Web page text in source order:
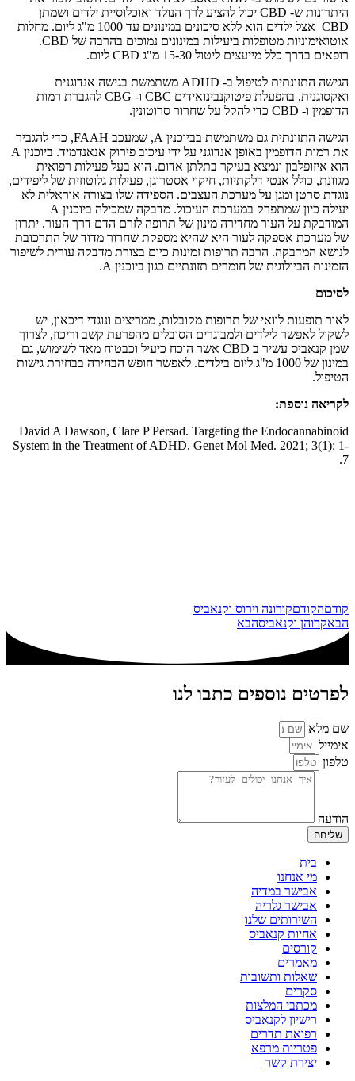
היתרונות ש- CBD יכול להציע לרך הנולד ואוכלוסיית ילדים ושמתן
CBD אצל ילדים הוא ללא סיכונים במינונים עד 1000 מ"ג ליום. מחלות
אוטואימוניות מטופלות ביעילות במינונים נמוכים בהרבה של CBD.
רופאים בדרך כלל מייעצים ליטול 15-30 מ"ג CBD ליום.
הגישה התזונתית לטיפול ב- ADHD משתמשת בגישה אנדוגנית
ואקסוגנית, בהפעלת פיטוקנבינואידים CBC ו- CBG להגברת רמות
הדופמין ו- CBD כדי להקל על שחרור סרוטונין.
הגישה התזונתית גם משתמשת בביוכנין A, שמעכב FAAH, כדי להגביר
את רמות הדופמין באופן אנדוגני על ידי עיכוב פירוק אנאנדמיד. ביוכנין A
הוא איזופלבון ונמצא בעיקר בתלתן אדום. הוא בעל פעילות רפואית
מגוונת, כולל אנטי דלקתיות, חיקוי אסטרוגן, פעילות גלוטוזית של ליפידים,
נוגדת סרטן ומגן על מערכת העצבים. הספידה שלו בצורה אוראלית לא
המודבקת על העור מחדירה מינון של תרופה לזרם הדם דרך העור. יתרון
של מערכת אספקה לעור היא שהיא מספקת שחרור מדוד של התרכובת
לנושא המדבקה. הרבה תרופות זמינות כיום בצורת מדבקה עורית לשיפור
הזמינות הביולוגית של חומרים תזונתיים כגון ביוכנין A.
לסיכום
לאור תופעות לוואי של תרופות מקובלות, ממריצים ונוגדי דיכאון, יש
לשקול לאפשר לילדים ולמבוגרים הסובלים מהפרעת קשב וריכוז, לצרוך
שמן קנאביס עשיר ב CBD אשר הוכח כיעיל וכבטוח מאד לשימוש, גם
במינון של 1000 מ"ג ליום בילדים. לאפשר חופש הבחירה בבחירת גישות
הטיפול.
לקריאה נוספת:
David A Dawson, Clare P Persad. Targeting the Endocannabinoid
System in the Treatment of ADHD. Genet Mol Med. 2021; 3(1): 1-
7.
קודםהקודםקורונה וירוס וקנאביס
הבאקרוהן וקנאביסהבא
לפרטים נוספים כתבו לנו
שם מלא
אימייל
טלפון
הודעה
שליחה
בית
מי אנחנו
אבישר במדיה
אבישר גלריה
השירותים שלנו
אחיות קנאביס
קורסים
מאמרים
שאלות ותשובות
סקרים
מכתבי המלצות
רישיון לקנאביס
רפואת תדרים
פטריות מרפא
יצירת קשר